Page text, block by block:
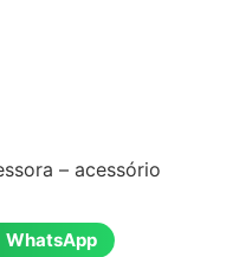
– acessório
WhatsApp